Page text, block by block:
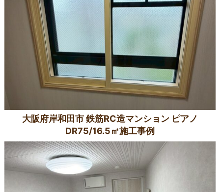
大阪府岸和田市 鉄筋RC造マンション ピアノ
DR75/16.5㎡施工事例